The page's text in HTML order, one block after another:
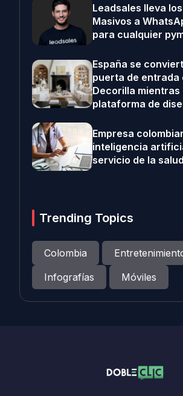
Leadsales lleva
Masivos a
para cualquier
España se
puerta de entrada
Decorilla mientras
plataforma de
Empresa
inteligencia
servicio de la salud
Trending Topics
Colombia
Infografías
Móviles